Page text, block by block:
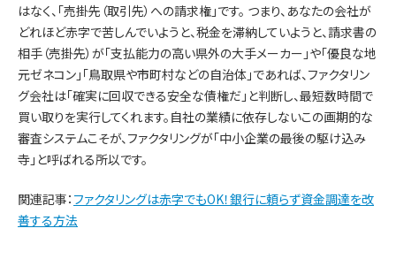
はなく、「売掛先（取引先）への請求権」です。 つまり、あなたの会社が
どれほど赤字で苦しんでいようと、税金を滞納していようと、請求書の
相手（売掛先）が「支払能力の高い県外の大手メーカー」や「優良な地
元ゼネコン」「鳥取県や市町村などの自治体」であれば、ファクタリン
グ会社は「確実に回収できる安全な債権だ」と判断し、最短数時間で
買い取りを実行してくれます。自社の業績に依存しないこの画期的な
審査システムこそが、ファクタリングが「中小企業の最後の駆け込み
寺」と呼ばれる所以です。
関連記事： ファクタリングは赤字でもOK！銀行に頼らず資金調達を改
善する方法